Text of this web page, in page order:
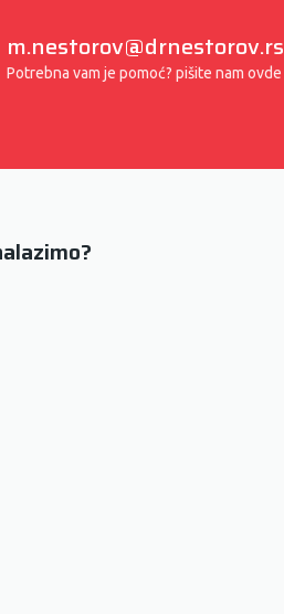
m.nestorov@drnestorov.rs
Potrebna vam je pomoć? pišite nam ovde